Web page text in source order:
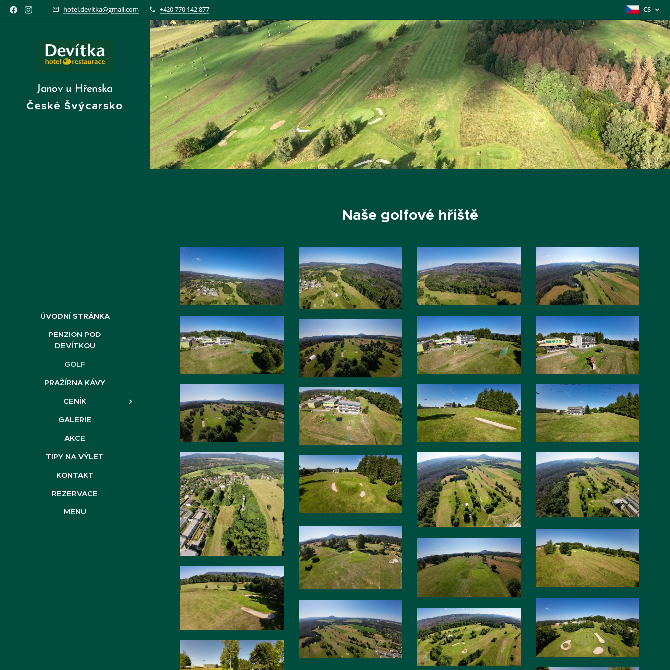
hotel.devitka@gmail.com +420 770 142 877 CS
Janov u Hřenska
České Švýcarsko
ÚVODNÍ STRÁNKA
PENZION POD
DEVÍTKOU
GOLF
PRAŽÍRNA KÁVY
CENÍK
GALERIE
AKCE
TIPY NA VÝLET
KONTAKT
REZERVACE
MENU
Naše golfové hřiště